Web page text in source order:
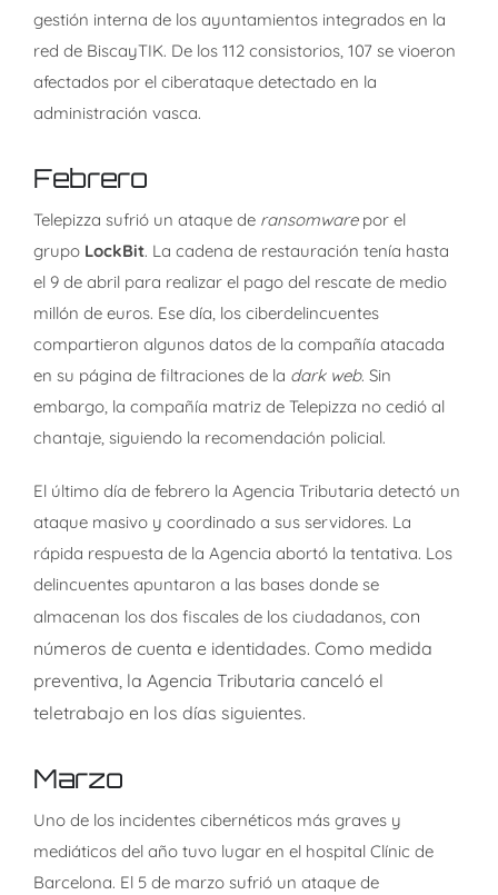
gestión interna de los ayuntamientos integrados en la
red de BiscayTIK. De los 112 consistorios, 107 se vioeron
afectados por el ciberataque detectado en la
administración vasca.
Febrero
Telepizza sufrió un ataque de ransomware por el
grupo LockBit. La cadena de restauración tenía hasta
el 9 de abril para realizar el pago del rescate de medio
millón de euros. Ese día, los ciberdelincuentes
compartieron algunos datos de la compañía atacada
en su página de filtraciones de la dark web. Sin
embargo, la compañía matriz de Telepizza no cedió al
chantaje, siguiendo la recomendación policial.
El último día de febrero la Agencia Tributaria detectó un
ataque masivo y coordinado a sus servidores. La
rápida respuesta de la Agencia abortó la tentativa. Los
delincuentes apuntaron a las bases donde se
almacenan los dos fiscales de los ciudadanos, con
números de cuenta e identidades. Como medida
preventiva, la Agencia Tributaria canceló el
teletrabajo en los días siguientes.
Marzo
Uno de los incidentes cibernéticos más graves y
mediáticos del año tuvo lugar en el hospital Clínic de
Barcelona. El 5 de marzo sufrió un ataque de